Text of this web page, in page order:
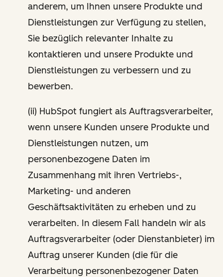
anderem, um Ihnen unsere Produkte und
Dienstleistungen zur Verfügung zu stellen,
Sie bezüglich relevanter Inhalte zu
kontaktieren und unsere Produkte und
Dienstleistungen zu verbessern und zu
bewerben.
(ii) HubSpot fungiert als Auftragsverarbeiter,
wenn unsere Kunden unsere Produkte und
Dienstleistungen nutzen, um
personenbezogene Daten im
Zusammenhang mit ihren Vertriebs-,
Marketing- und anderen
Geschäftsaktivitäten zu erheben und zu
verarbeiten. In diesem Fall handeln wir als
Auftragsverarbeiter (oder Dienstanbieter) im
Auftrag unserer Kunden (die für die
Verarbeitung personenbezogener Daten